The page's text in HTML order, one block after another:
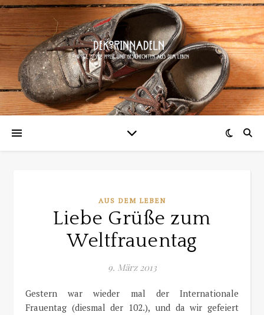
AUS DEM LEBEN
Liebe Grüße zum
Weltfrauentag
9. März 2013
Gestern war wieder mal der Internationale
Frauentag (diesmal der 102.), und da wir gefeiert